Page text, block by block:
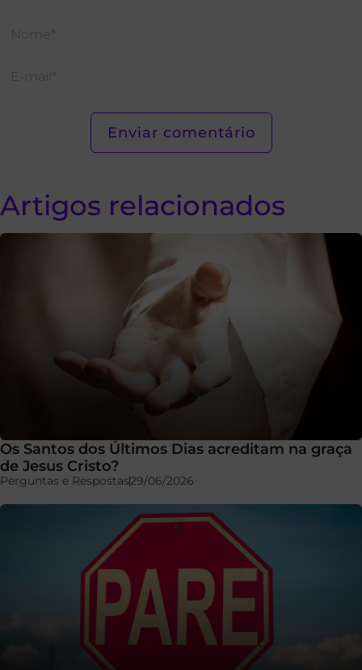
Artigos relacionados
Os Santos dos Últimos Dias acreditam na graça
de Jesus Cristo?
Perguntas e Respostas29/06/2026